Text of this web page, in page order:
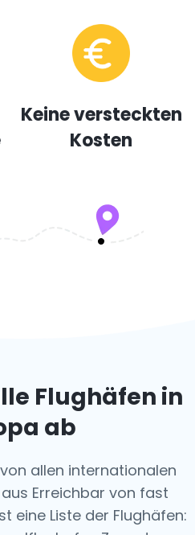
Keine versteckten
Kosten
Flughäfen in
ab
allen internationalen
Erreichbar von fast
eine Liste der Flughäfen: